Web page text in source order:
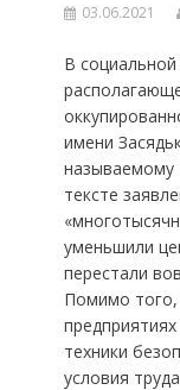
03.06.2021
В
имени
называемому
тексте
уменьшили
перестали
Помимо того,
техники
условия